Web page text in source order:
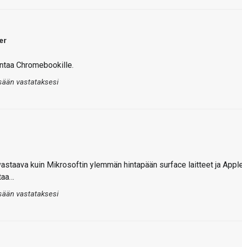
Chromebookille.
vastataksesi
kuin Mikrosoftin ylemmän hintapään surface laitteet ja
vastataksesi